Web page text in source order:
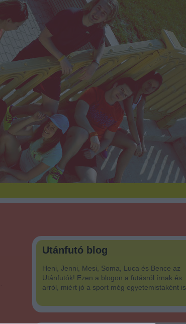
Utánfutó blog
Heni, Jenni, Mesi, Soma, Luca és Bence az
Utánfutók! Ezen a blogon a futásról írnak és
arról, miért jó a sport még egyetemistaként is.